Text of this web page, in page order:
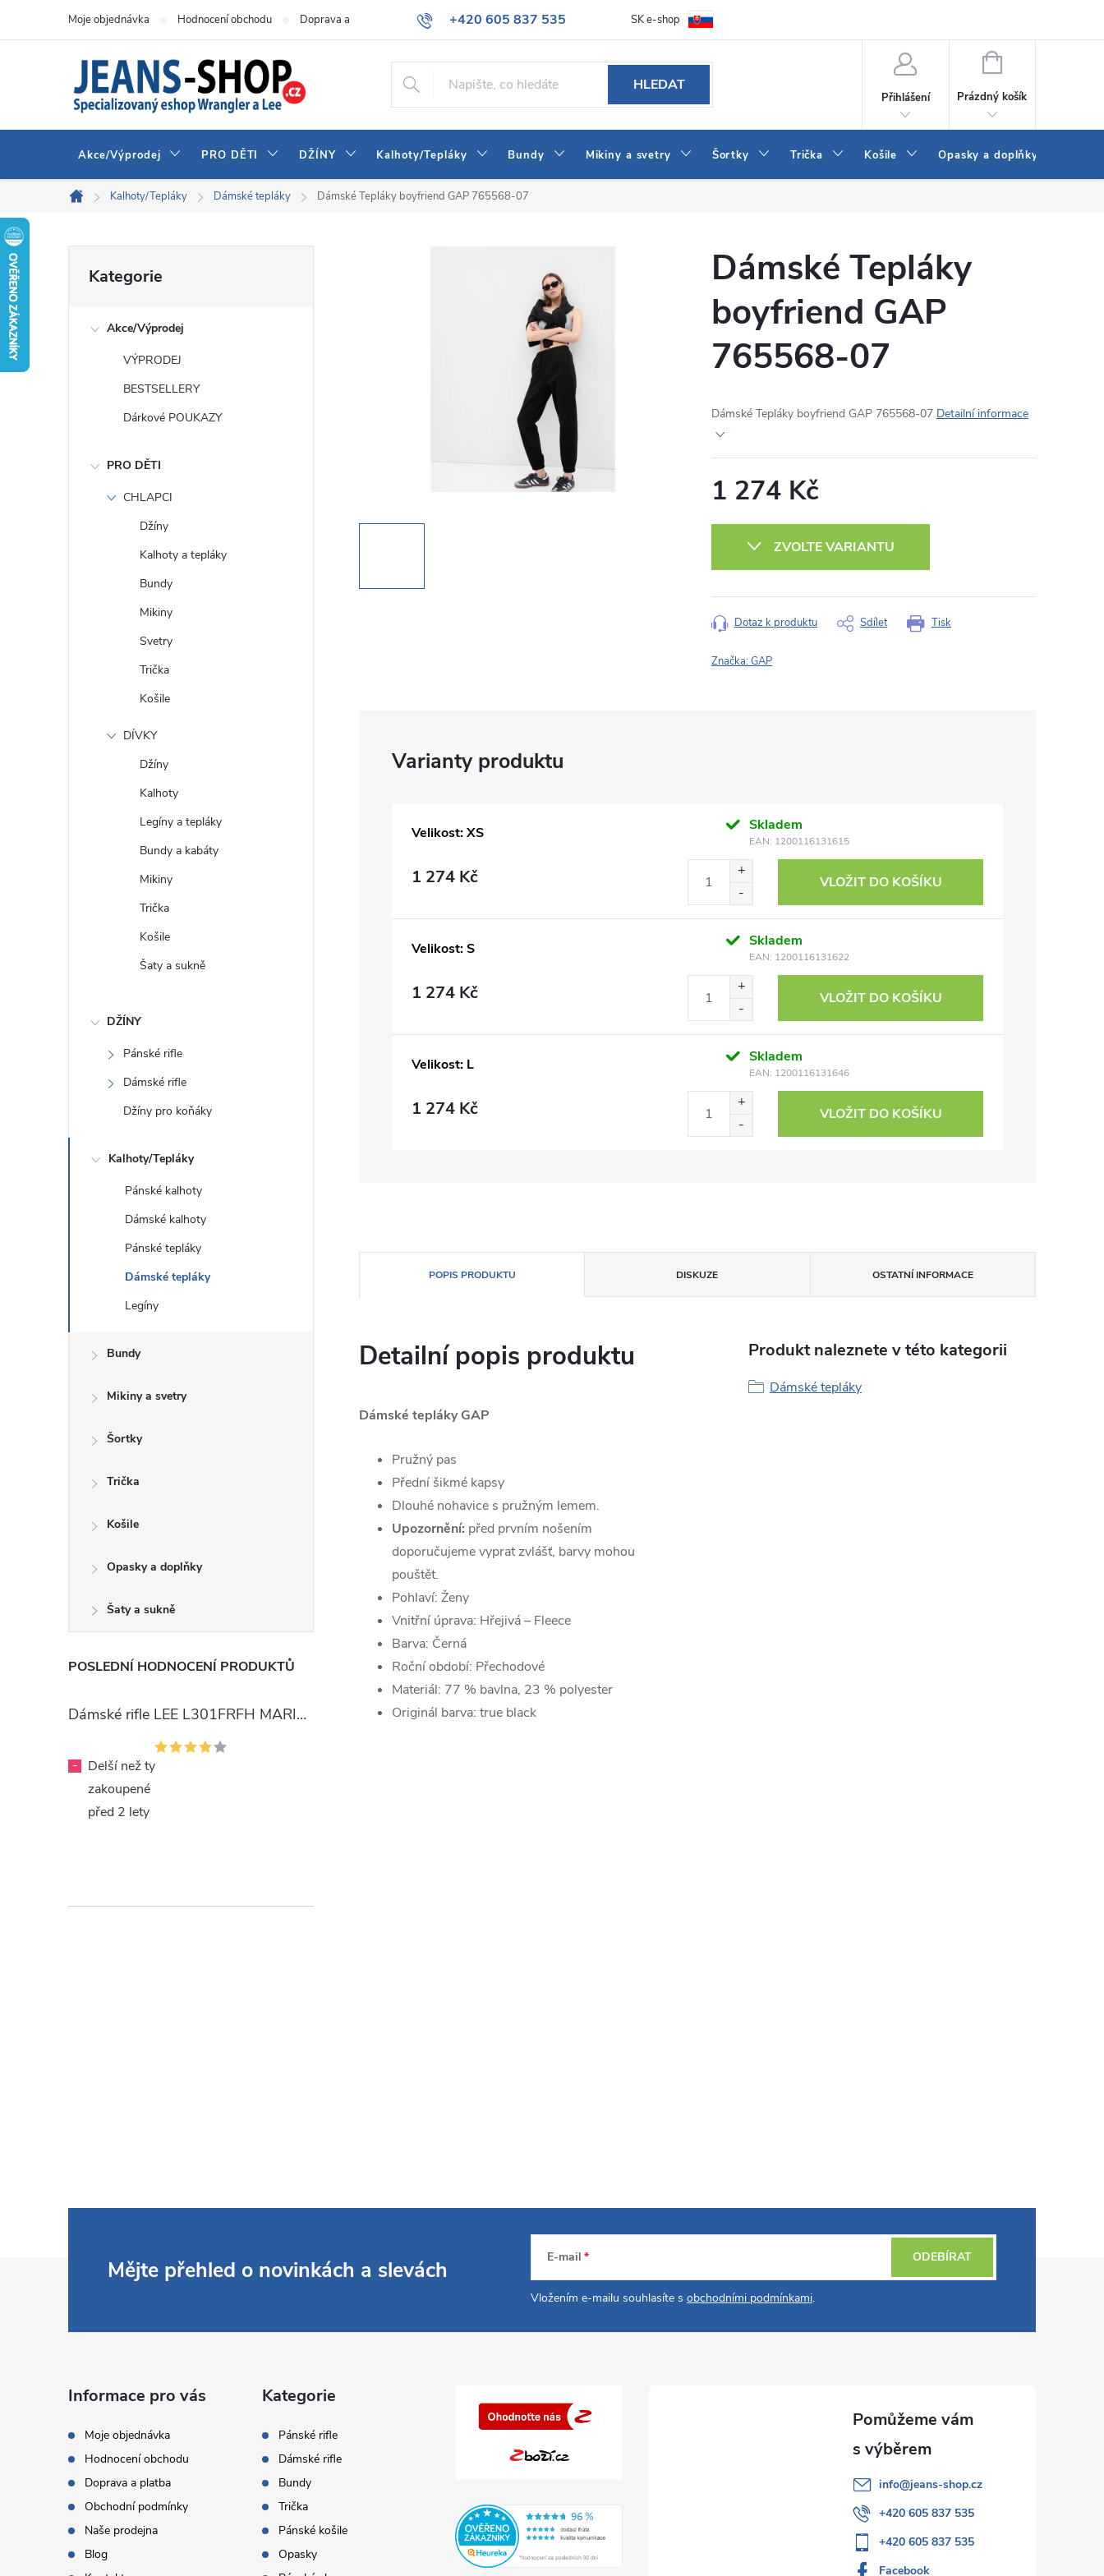
+420 605 837 535
info@jeans-shop.cz
Moje objednávka Hodnocení obchodu Doprava a platba Obchodní podmínky Naše prodejna Blog Kontakt
SK e-shop
HLEDAT
Přihlášení
NÁKUPNÍ
Prázdný košík
Akce/Výprodej PRO DĚTI DŽÍNY Kalhoty/Tepláky Bundy Mikiny a svetry Šortky Trička Košile Opasky a doplňky
Domů
Kalhoty/Tepláky Dámské tepláky Dámské Tepláky boyfriend GAP 765568-07
kategorie
Kategorie
Akce/Výprodej
VÝPRODEJ
BESTSELLERY
Dárkové POUKAZY
PRO DĚTI
CHLAPCI
Džíny
Kalhoty a tepláky
Bundy
Mikiny
Svetry
Trička
Košile
DÍVKY
Džíny
Kalhoty
Legíny a tepláky
Bundy a kabáty
Mikiny
Trička
Košile
Šaty a sukně
DŽÍNY
Pánské rifle
Dámské rifle
Džíny pro koňáky
Kalhoty/Tepláky
Pánské kalhoty
Dámské kalhoty
Pánské tepláky
Dámské tepláky
Legíny
Bundy
Mikiny a svetry
Šortky
Trička
Košile
Opasky a doplňky
Šaty a sukně
POSLEDNÍ HODNOCENÍ PRODUKTŮ
Dámské rifle LEE L301FRFH MARION STRAIGHT RINSE
-
Delší než ty
zakoupené
před 2 lety
Dámské Tepláky
boyfriend GAP
765568-07
Dámské Tepláky boyfriend GAP 765568-07 Detailní informace
1 274 Kč
ZVOLTE VARIANTU
Tisk
Dotaz k produktu Sdílet
Značka:GAP
Velikost: XS Skladem
EAN: 1200116131615
1 274 Kč VLOŽIT DO KOŠÍKU
Velikost: S Skladem
EAN: 1200116131622
1 274 Kč VLOŽIT DO KOŠÍKU
Velikost: L Skladem
EAN: 1200116131646
1 274 Kč VLOŽIT DO KOŠÍKU
POPIS PRODUKTU DISKUZE OSTATNÍ INFORMACE
Detailní popis produktu
Dámské tepláky GAP
Pružný pas
Přední šikmé kapsy
Dlouhé nohavice s pružným lemem.
Upozornění: před prvním nošením
doporučujeme vyprat zvlášť, barvy mohou
pouštět.
Pohlaví: Ženy
Vnitřní úprava: Hřejivá – Fleece
Barva: Černá
Roční období: Přechodové
Materiál: 77 % bavlna, 23 % polyester
Originál barva: true black
Produkt naleznete v této kategorii
Dámské tepláky
Mějte přehled o novinkách a slevách E-mail
Vložením e-mailu souhlasíte s obchodními podmínkami.
ODEBÍRAT
Informace pro vás
Moje objednávka
Hodnocení obchodu
Doprava a platba
Obchodní podmínky
Naše prodejna
Blog
Kategorie
Pánské rifle
Dámské rifle
Bundy
Trička
Pánské košile
Opasky
info@jeans-shop.cz
+420 605 837 535
+420 605 837 535
Facebook